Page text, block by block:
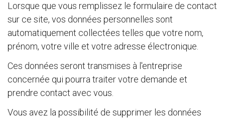
Lorsque que vous remplissez le formulaire de contact
sur ce site, vos données personnelles sont
automatiquement collectées telles que votre nom,
prénom, votre ville et votre adresse électronique.
Ces données seront transmises à l'entreprise
concernée qui pourra traiter votre demande et
prendre contact avec vous.
Vous avez la possibilité de supprimer les données